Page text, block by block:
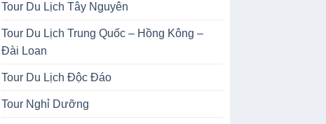
Tour Du Lịch Tây Nguyên
Tour Du Lịch Trung Quốc – Hồng Kông –
Đài Loan
Tour Du Lịch Độc Đáo
Tour Nghỉ Dưỡng